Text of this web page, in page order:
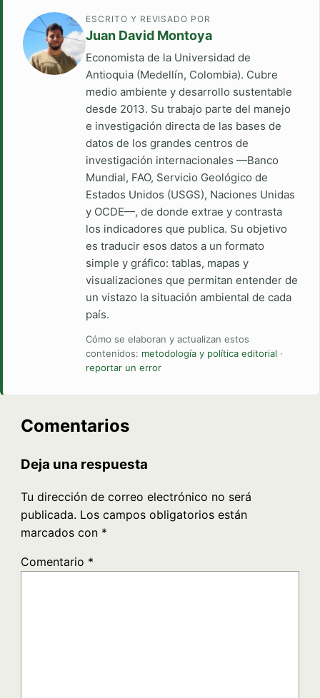
ESCRITO Y REVISADO POR
Juan David Montoya
Economista de la Universidad de
Antioquia (Medellín, Colombia). Cubre
medio ambiente y desarrollo sustentable
desde 2013. Su trabajo parte del manejo
e investigación directa de las bases de
datos de los grandes centros de
investigación internacionales —Banco
Mundial, FAO, Servicio Geológico de
Estados Unidos (USGS), Naciones Unidas
y OCDE—, de donde extrae y contrasta
los indicadores que publica. Su objetivo
es traducir esos datos a un formato
simple y gráfico: tablas, mapas y
visualizaciones que permitan entender de
un vistazo la situación ambiental de cada
país.
Cómo se elaboran y actualizan estos
contenidos: metodología y política editorial ·
reportar un error
Comentarios
Deja una respuesta
Tu dirección de correo electrónico no será
publicada. Los campos obligatorios están
marcados con *
Comentario *